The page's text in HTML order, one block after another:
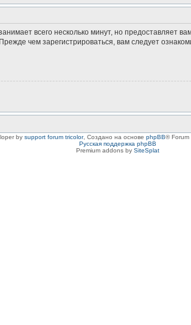
всего несколько минут, но предоставляет
чем зарегистрироваться, вам следует
by support forum tricolor, Создано на основе phpBB® Forum
Русская поддержка phpBB
Premium addons by SiteSplat